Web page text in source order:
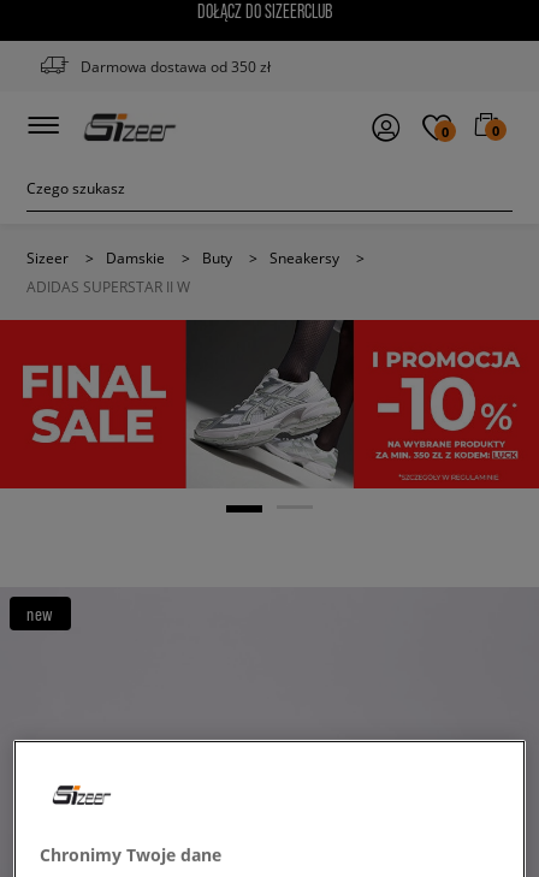
DOŁĄCZ DO SIZEERCLUB
Darmowa dostawa od 350 zł
0 0
Sizeer > Damskie > Buty > Sneakersy
>
ADIDAS SUPERSTAR II W
new
Chronimy Twoje dane